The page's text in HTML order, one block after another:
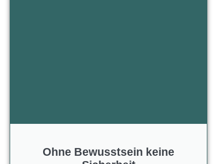
Ohne Bewusstsein keine